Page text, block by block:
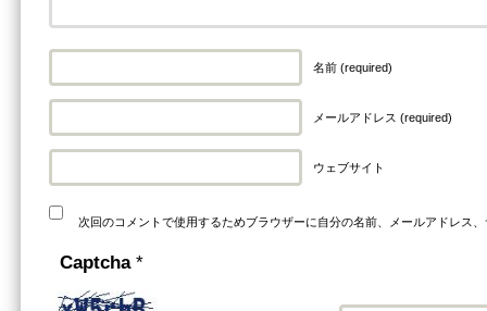
名前 (required)
メールアドレス (required)
ウェブサイト
次回のコメントで使用するためブラウザーに自分の名前、メールアドレス
Captcha *